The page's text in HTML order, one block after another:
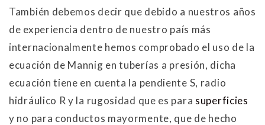
También debemos decir que debido a nuestros años
de experiencia dentro de nuestro país más
internacionalmente hemos comprobado el uso de la
ecuación de Mannig en tuberías a presión, dicha
ecuación tiene en cuenta la pendiente S, radio
hidráulico R y la rugosidad que es para superficies
y no para conductos mayormente, que de hecho